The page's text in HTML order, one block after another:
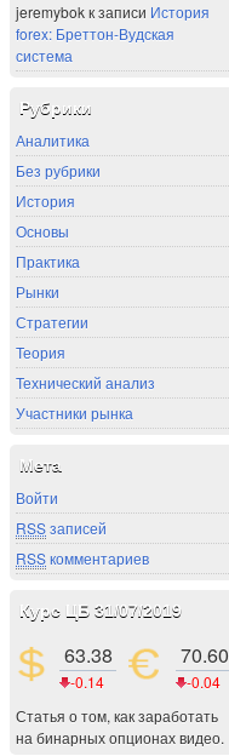
jeremybokк записи История
forex: Бреттон-Вудская
система
Рубрики
Аналитика
Без рубрики
История
Основы
Практика
Рынки
Стратегии
Теория
Технический анализ
Участники рынка
Мета
Войти
RSSзаписей
RSSкомментариев
Курс ЦБ 31/07/2019
63.38
-0.14
70.60
-0.04
Статья о том, как заработать
на бинарных опционах видео.